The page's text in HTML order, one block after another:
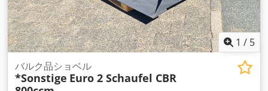
1 / 5
バルク品ショベル
*Sonstige Euro 2 Schaufel CBR